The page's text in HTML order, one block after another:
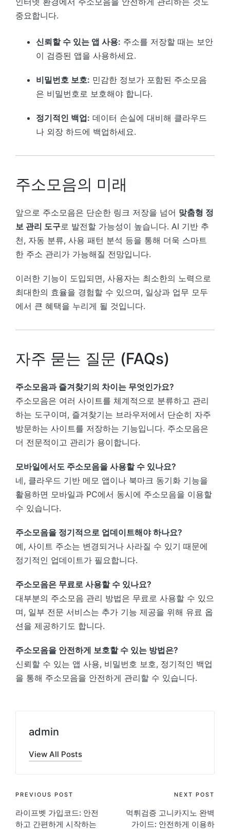
중요합니다.
신뢰할 수 있는 앱 사용: 주소를 저장할 때는 보안
이 검증된 앱을 사용하세요.
비밀번호 보호: 민감한 정보가 포함된 주소모음
은 비밀번호로 보호해야 합니다.
정기적인 백업: 데이터 손실에 대비해 클라우드
나 외장 하드에 백업하세요.
주소모음의 미래
앞으로 주소모음은 단순한 링크 저장을 넘어 맞춤형 정
보 관리 도구로 발전할 가능성이 높습니다. AI 기반 추
천, 자동 분류, 사용 패턴 분석 등을 통해 더욱 스마트
한 주소 관리가 가능해질 전망입니다.
이러한 기능이 도입되면, 사용자는 최소한의 노력으로
최대한의 효율을 경험할 수 있으며, 일상과 업무 모두
에서 큰 혜택을 누리게 될 것입니다.
자주 묻는 질문 (FAQs)
주소모음과 즐겨찾기의 차이는 무엇인가요?
주소모음은 여러 사이트를 체계적으로 분류하고 관리
하는 도구이며, 즐겨찾기는 브라우저에서 단순히 자주
방문하는 사이트를 저장하는 기능입니다. 주소모음은
더 전문적이고 관리가 용이합니다.
모바일에서도 주소모음을 사용할 수 있나요?
네, 클라우드 기반 메모 앱이나 북마크 동기화 기능을
활용하면 모바일과 PC에서 동시에 주소모음을 이용할
수 있습니다.
주소모음을 정기적으로 업데이트해야 하나요?
예, 사이트 주소는 변경되거나 사라질 수 있기 때문에
정기적인 업데이트가 필요합니다.
주소모음은 무료로 사용할 수 있나요?
대부분의 주소모음 관리 방법은 무료로 사용할 수 있으
며, 일부 전문 서비스는 추가 기능 제공을 위해 유료 옵
션을 제공하기도 합니다.
주소모음을 안전하게 보호할 수 있는 방법은?
신뢰할 수 있는 앱 사용, 비밀번호 보호, 정기적인 백업
을 통해 주소모음을 안전하게 관리할 수 있습니다.
admin
View All Posts
Post
navigation
PREVIOUS POST
라이프벳 가입코드: 안전
하고 간편하게 시작하는
NEXT POST
먹튀검증 고니카지노 완벽
가이드: 안전하게 이용하